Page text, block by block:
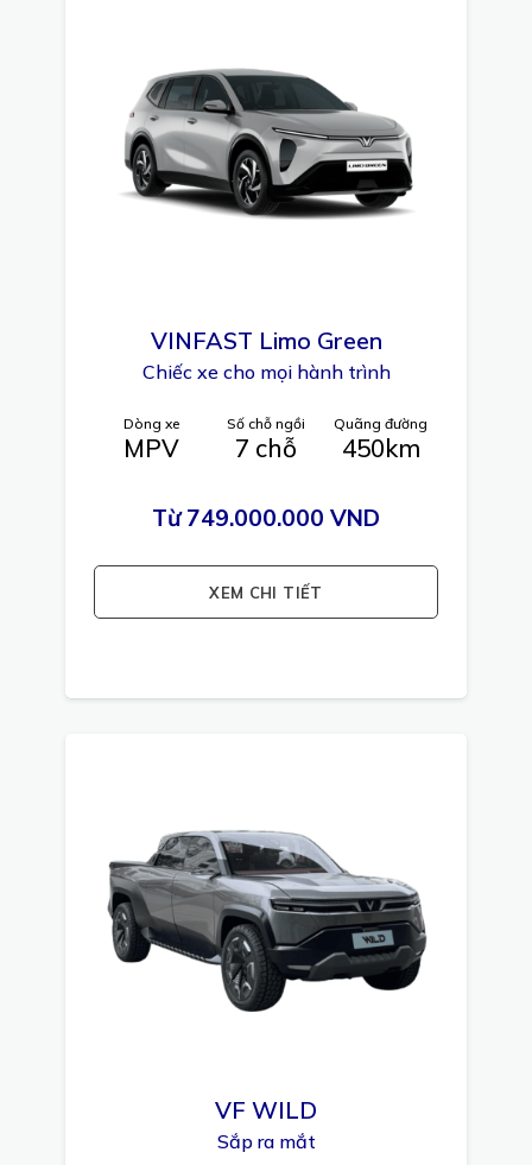
VINFAST Limo Green
Chiếc xe cho mọi hành trình
Dòng xe
MPV
Số chỗ ngồi
7 chỗ
Quãng đường
450km
Từ 749.000.000 VND
XEM CHI TIẾT
VF WILD
Sắp ra mắt